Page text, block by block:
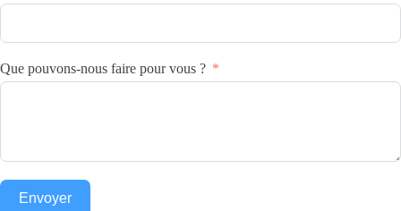
Que pouvons-nous faire pour vous ?
Envoyer